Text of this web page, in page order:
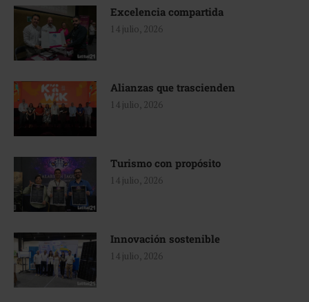
Excelencia compartida
14 julio, 2026
Alianzas que trascienden
14 julio, 2026
Turismo con propósito
14 julio, 2026
Innovación sostenible
14 julio, 2026